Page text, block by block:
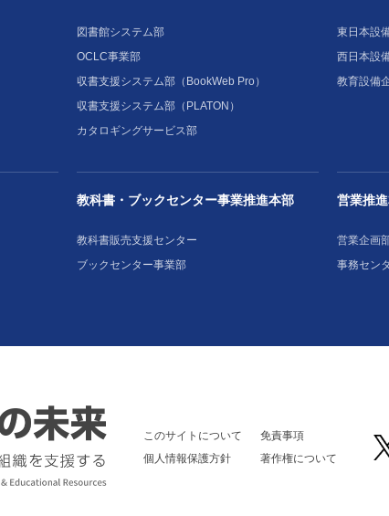
図書館システム部
OCLC事業部
収書支援システム部（BookWeb Pro）
収書支援システム部（PLATON）
カタロギングサービス部
東日本設
西日本設
教育設備
教科書・ブックセンター事業推進本部
教科書販売支援センター
ブックセンター事業部
営業推
営業企画
事務セン
このサイトについて
個人情報保護方針
免責事項
著作権について